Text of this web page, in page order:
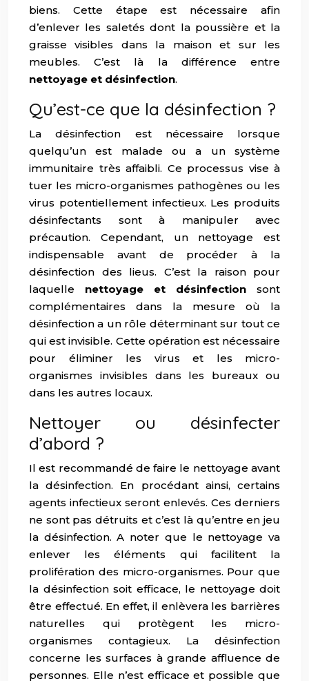
biens. Cette étape est nécessaire afin
d’enlever les saletés dont la poussière et la
graisse visibles dans la maison et sur les
meubles. C’est là la différence entre
nettoyage et désinfection.
Qu’est-ce que la désinfection ?
La désinfection est nécessaire lorsque
quelqu’un est malade ou a un système
immunitaire très affaibli. Ce processus vise à
tuer les micro-organismes pathogènes ou les
virus potentiellement infectieux. Les produits
désinfectants sont à manipuler avec
précaution. Cependant, un nettoyage est
indispensable avant de procéder à la
désinfection des lieus. C’est la raison pour
laquelle nettoyage et désinfection sont
complémentaires dans la mesure où la
désinfection a un rôle déterminant sur tout ce
qui est invisible. Cette opération est nécessaire
pour éliminer les virus et les micro-
organismes invisibles dans les bureaux ou
dans les autres locaux.
Nettoyer ou désinfecter
d’abord ?
Il est recommandé de faire le nettoyage avant
la désinfection. En procédant ainsi, certains
agents infectieux seront enlevés. Ces derniers
ne sont pas détruits et c’est là qu’entre en jeu
la désinfection. A noter que le nettoyage va
enlever les éléments qui facilitent la
prolifération des micro-organismes. Pour que
la désinfection soit efficace, le nettoyage doit
être effectué. En effet, il enlèvera les barrières
naturelles qui protègent les micro-
organismes contagieux. La désinfection
concerne les surfaces à grande affluence de
personnes. Elle n’est efficace et possible que